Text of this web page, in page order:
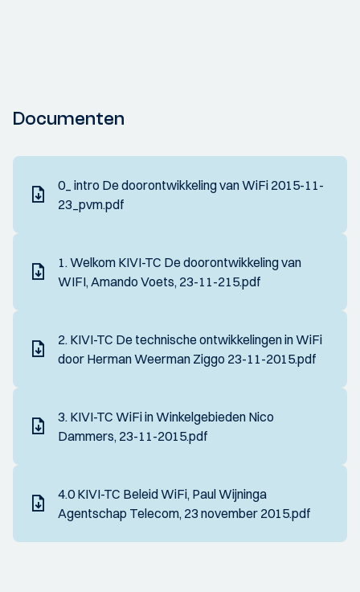
Documenten
0_ intro De doorontwikkeling van WiFi 2015-11-
23_pvm.pdf
1. Welkom KIVI-TC De doorontwikkeling van
WIFI, Amando Voets, 23-11-215.pdf
2. KIVI-TC De technische ontwikkelingen in WiFi
door Herman Weerman Ziggo 23-11-2015.pdf
3. KIVI-TC WiFi in Winkelgebieden Nico
Dammers, 23-11-2015.pdf
4.0 KIVI-TC Beleid WiFi, Paul Wijninga
Agentschap Telecom, 23 november 2015.pdf